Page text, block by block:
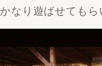
かなり遊ばせても